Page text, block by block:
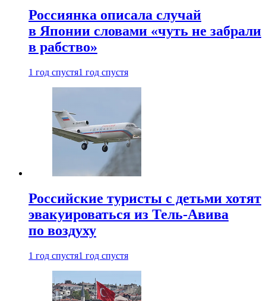
Россиянка описала случай
в Японии словами «чуть не забрали
в рабство»
1 год спустя1 год спустя
Российские туристы с детьми хотят
эвакуироваться из Тель-Авива
по воздуху
1 год спустя1 год спустя